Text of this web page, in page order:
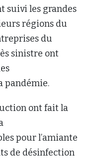
suivi les grandes
régions du
du
sinistre ont
pandémie.
ont fait la
pour l’amiante
de désinfection